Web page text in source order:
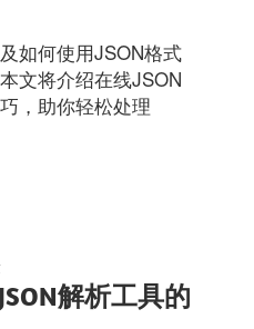
如何使用JSON格式
文将介绍在线JSON
，助你轻松处理
解析工具的